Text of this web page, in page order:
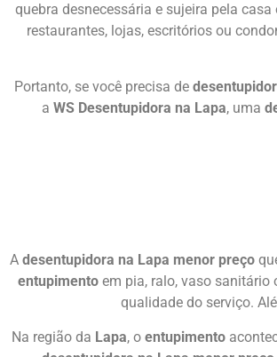
quebra desnecessária e sujeira pela
restaurantes, lojas, escritórios ou
Portanto, se você precisa de
a WS Desentupidora na Lapa, uma
A desentupidora na Lapa menor preço
entupimentoem pia, ralo, vaso sanitário
qualidade do serviço.
Na região da Lapa, o entupimento